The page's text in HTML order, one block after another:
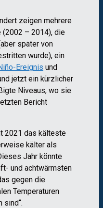
zeigen mehrere
(2002 – 2014), die
später von
wurde), ein
Ereignis und
jetzt ein kürzlicher
Niveaus, wo sie
Bericht
2021 das kälteste
kälter als
Jahr könnte
und achtwärmsten
gegen die
Temperaturen
sind“.